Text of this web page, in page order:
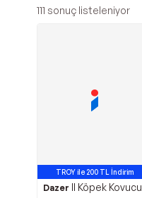
111 sonuç listeleniyor
TROY ile 200 TL İndirim
Avantajlı Ürün
Dazer II Köpek Kovucu